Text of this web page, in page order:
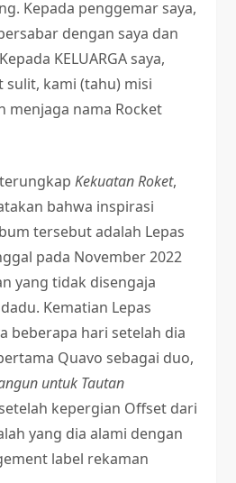
Kepada penggemar saya,
dengan saya dan
KELUARGA saya,
sulit, kami (tahu) misi
menjaga nama Rocket
terungkapKekuatan Roket,
bahwa inspirasi
tersebut adalah Lepas
pada November 2022
yang tidak disengaja
Kematian Lepas
beberapa hari setelah dia
Quavo sebagai duo,
untuk Tautan
kepergian Offset dari
yang dia alami dengan
label rekaman